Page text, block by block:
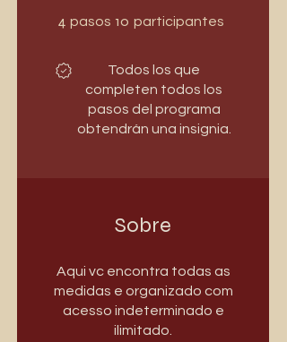
4 pasos 4 pasos
10 participantes
Todos los que
completen todos los
pasos del programa
obtendrán una insignia.
Sobre
Aqui vc encontra todas as
medidas e organizado com
acesso indeterminado e
ilimitado.